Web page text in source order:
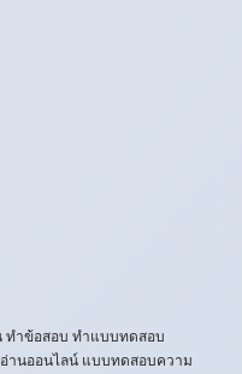
ทำข้อสอบ ทำแบบทดสอบ
านออนไลน์ แบบทดสอบความ